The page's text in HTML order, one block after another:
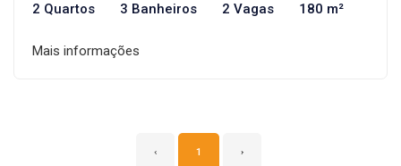
2 Quartos 3 Banheiros 2 Vagas 180 m²
Mais informações
‹ 1 ›